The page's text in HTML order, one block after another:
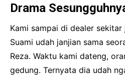
Drama
Kami sampai di dealer
Suami udah janjian sama
Reza. Waktu kami dateng,
gedung. Ternyata dia udah